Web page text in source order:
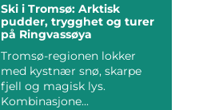
Ski i Tromsø: Arktisk
pudder, trygghet og turer
på Ringvassøya
Tromsø-regionen lokker
med kystnær snø, skarpe
fjell og magisk lys.
Kombinasjone...